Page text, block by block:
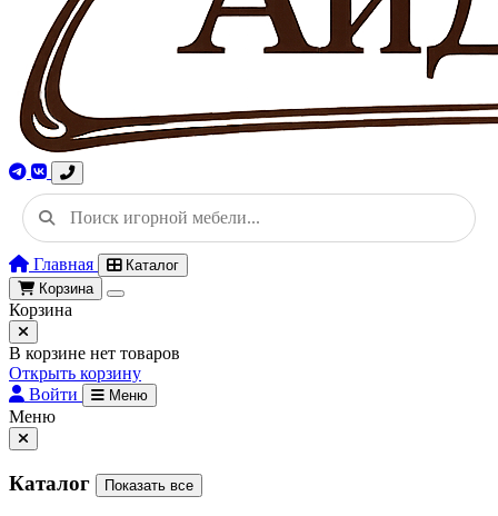
Главная
Каталог
Корзина
Корзина
В корзине нет товаров
Открыть корзину
Войти
Меню
Меню
Каталог Показать все